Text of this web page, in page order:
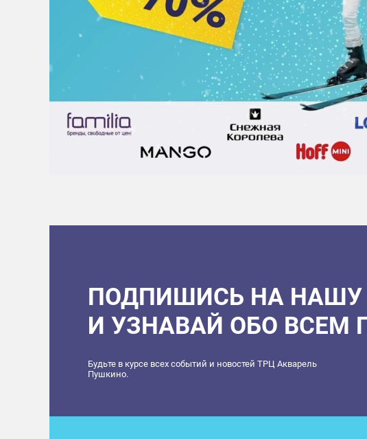
ПОДПИШИСЬ НА НАШУ
И УЗНАВАЙ ОБО ВСЕМ
Будьте в курсе всех событий и новостей ТРЦ Акварель
Пушкино.